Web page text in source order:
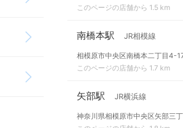
このページの店舗から 1.5 km
南橋本駅 JR相模線
相模原市中央区南橋本二丁目4-
このページの店舗から 1.7 km
矢部駅 JR横浜線
神奈川県相模原市中央区矢部三